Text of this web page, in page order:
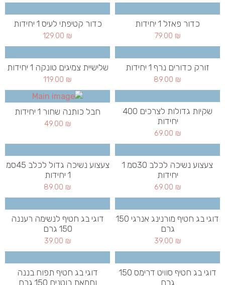
כדור פאזל 1 יחידות
79.00 ₪
כדור קטיפתי לעיס 1 יחידות
129.00 ₪
זורק כדורים נרף 1 יחידות
89.00 ₪
שלישיית צמיגים טונקה 1 יחידות
119.00 ₪
שקיות גדולות לצרכים 400
יחידות
69.00 ₪
חבל כותנה שחור 1 יחידות
49.00 ₪
צעצוע נשיכה לכלב 30סמ 1
יחידות
69.00 ₪
צעצוע נשיכה גדול לכלב 45סמ
1 יחידות
89.00 ₪
דוגי בג חטיף מורנינג אנרגי 150
גרם
39.00 ₪
דוגי בג חטיף לנשימה רעננה
150 גרם
39.00 ₪
דוגי בג חטיף סוויט דרימס 150
גרם
דוגי בג חטיף תפוח בננה
וחמאת בוטנים 150 גרם